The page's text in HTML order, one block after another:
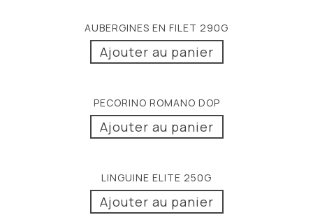
AUBERGINES EN FILET 290G
Ajouter au panier
PECORINO ROMANO DOP
Ajouter au panier
LINGUINE ELITE 250G
Ajouter au panier